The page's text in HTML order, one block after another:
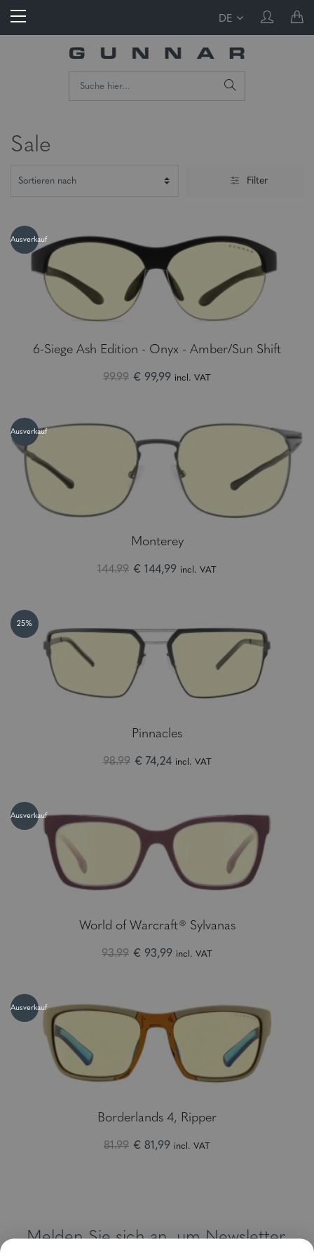
DE
Sale
Filter
Ausverkauf
6-Siege Ash Edition - Onyx - Amber/Sun Shift
99.99 € 99,99 incl. VAT
Ausverkauf
Monterey
144.99 € 144,99 incl. VAT
25%
Pinnacles
98.99 € 74,24 incl. VAT
Ausverkauf
World of Warcraft® Sylvanas
93.99 € 93,99 incl. VAT
Ausverkauf
Borderlands 4, Ripper
81.99 € 81,99 incl. VAT
Melden Sie sich an, um Newsletter,